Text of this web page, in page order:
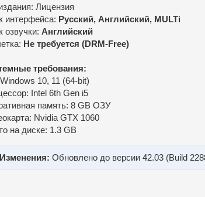
Лицензия
интерфейса: Русский, Английский, MULTi
озвучки: Английский
Не требуется (DRM-Free)
требования:
10, 11 (64-bit)
Intel 6th Gen i5
память: 8 GB ОЗУ
Nvidia GTX 1060
на диске: 1.3 GB
Изменения: Обновлено до версии 42.03 (Build